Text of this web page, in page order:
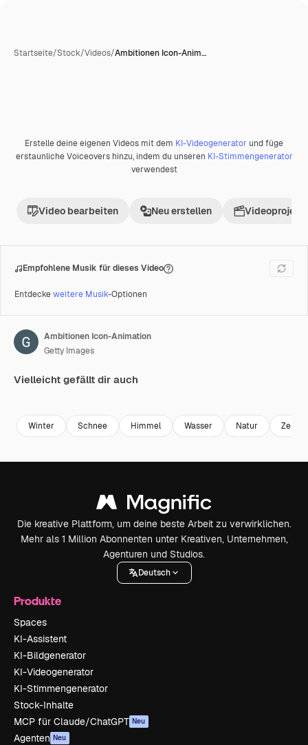
Startseite/Stock/Videos/Ambitionen Icon-Anim…
Premium
Erstelle deine eigenen Videos mit dem KI-Videogenerator und füge
erstaunliche Voiceovers hinzu, indem du unseren KI-Stimmengenerator
verwendest
Video bearbeiten Neu erstellen Videoprojekt
Empfohlene Musik für dieses Video
Entdeckeweitere Musik-Optionen
Ambitionen Icon-Animation
Getty Images
Vielleicht gefällt dir auch
Winter Schnee Himmel Wasser Natur
Die kreative Plattform, um deine beste Arbeit zu verwirklichen.
Mehr als 1 Million Abonnenten unter Kreativen, Unternehmen,
Agenturen und Studios.
Deutsch
Produkte
Spaces
KI-Assistent
KI-Bildgenerator
KI-Videogenerator
KI-Stimmengenerator
Stock-Inhalte
MCP für Claude/ChatGPT Neu
Agenten Neu